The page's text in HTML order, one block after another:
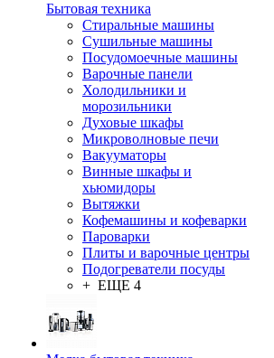
Бытовая техника
Стиральные машины
Сушильные машины
Посудомоечные машины
Варочные панели
Холодильники и
морозильники
Духовые шкафы
Микроволновые печи
Вакууматоры
Винные шкафы и
хьюмидоры
Вытяжки
Кофемашины и кофеварки
Пароварки
Плиты и варочные центры
Подогреватели посуды
+ ЕЩЕ 4